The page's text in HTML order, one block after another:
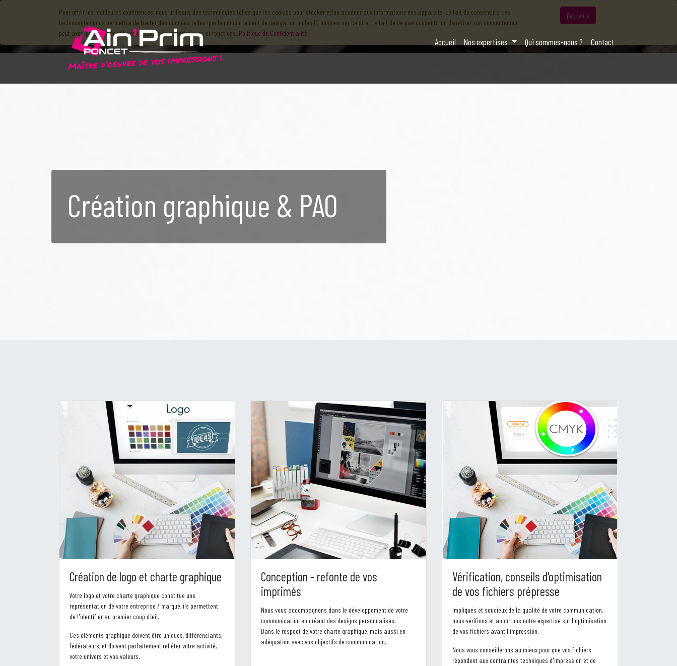
Pour offrir les meilleures expériences, nous utilisons des technologies telles que les cookies pour stocker et/ou accéder aux informations des appareils. Le fait de consentir à ces
technologies nous permettra de traiter des données telles que le comportement de navigation ou les ID uniques sur ce site. Le fait de ne pas consentir ou de retirer son consentement
peut avoir un effet négatif sur certaines caractéristiques et fonctions. Politique de Confidentialité
j’accepte
Accueil Nos expertises Qui sommes-nous ? Contact
Création graphique & PAO
Création de logo et charte graphique
Votre logo et votre charte graphique constitue une
représentation de votre entreprise / marque, ils permettent
de l'identifier au premier coup d’œil.
Ces éléments graphique doivent être uniques, différenciants,
fédérateurs, et doivent parfaitement refléter votre activité,
votre univers et vos valeurs.
Conception - refonte de vos
imprimés
Nous vous accompagnons dans le développement de votre
communication en créant des designs personnalisés.
Dans le respect de votre charte graphique, mais aussi en
adéquation avec vos objectifs de communication.
Vérification, conseils d'optimisation
de vos fichiers prépresse
Impliqués et soucieux de la qualité de votre communication,
nous vérifions et apportons notre expertise sur l'optimisation
de vos fichiers avant l'impression.
Nous vous conseillerons au mieux pour que vos fichiers
répondent aux contraintes techniques d'impression et de